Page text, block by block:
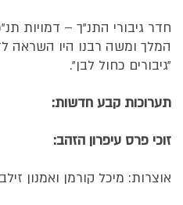
חדר גיבורי התנ"ך – דמויות
המלך ומשה רבנו היו השראה
״גיבורים כחול לבן״.
תערוכות קבע חדשות:
זוכי פרס עיפרון הזהב:
אוצרות: מיכל קורמן ואמנון